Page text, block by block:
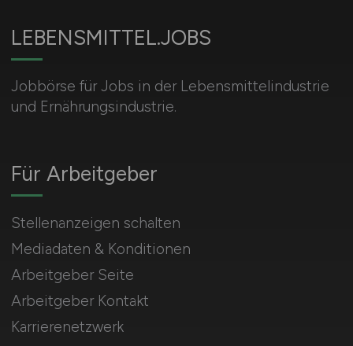
LEBENSMITTEL.JOBS
Jobbörse für Jobs in der Lebensmittelindustrie
und Ernährungsindustrie.
Für Arbeitgeber
Stellenanzeigen schalten
Mediadaten & Konditionen
Arbeitgeber Seite
Arbeitgeber Kontakt
Karrierenetzwerk